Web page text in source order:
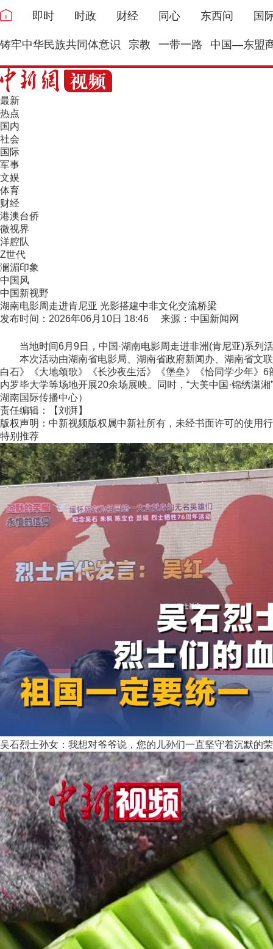
即时 时政 财经 同心 东西问 国
铸牢中华民族共同体意识 宗教 一带一路 中国—东盟
最新
热点
国内
社会
国际
军事
文娱
体育
财经
港澳台侨
微视界
洋腔队
Z世代
澜湄印象
中国风
中国新视野
湖南电影周走进肯尼亚 光影搭建中非文化交流桥梁
发布时间：2026年06月10日 18:46 来源：中国新闻网
当地时间6月9日，中国·湖南电影周走进非洲(肯尼亚)系列
本次活动由湖南省电影局、湖南省政府新闻办、湖南省文联
白石》《大地颂歌》《长沙夜生活》《堡垒》《恰同学少年》
内罗毕大学等场地开展20余场展映。同时，“大美中国·锦绣潇
湖南国际传播中心）
责任编辑：【刘湃】
版权声明：中新视频版权属中新社所有，未经书面许可的使用
特别推荐
吴石烈士孙女：我想对爷爷说，您的儿孙们一直坚守着沉默的